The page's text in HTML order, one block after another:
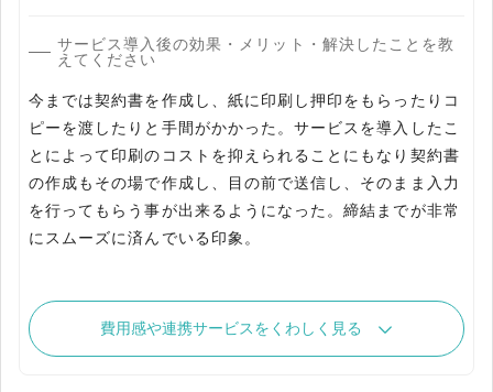
サービス導入後の効果・メリット・解決したことを教
えてください
今までは契約書を作成し、紙に印刷し押印をもらったりコ
ピーを渡したりと手間がかかった。サービスを導入したこ
とによって印刷のコストを抑えられることにもなり契約書
の作成もその場で作成し、目の前で送信し、そのまま入力
を行ってもらう事が出来るようになった。締結までが非常
にスムーズに済んでいる印象。
費用感や連携サービスをくわしく見る